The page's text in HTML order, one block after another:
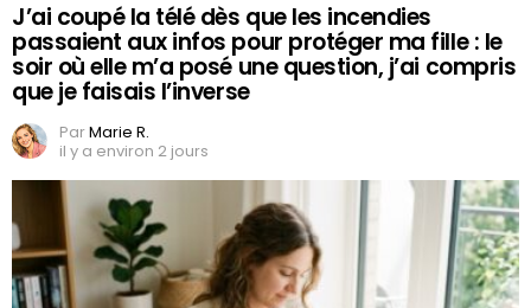
J’ai coupé la télé dès que les incendies
passaient aux infos pour protéger ma fille : le
soir où elle m’a posé une question, j’ai compris
que je faisais l’inverse
ParMarie R.
il y a environ 2 jours